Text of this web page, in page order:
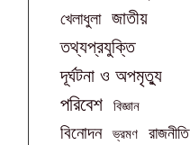
খেলাধুলা জাতীয়
তথ্যপ্রযুক্তি
দূর্ঘটনা ও অপমৃত্যু
পরিবেশ বিজ্ঞান
বিনোদন ভ্রমণ রাজনীতি